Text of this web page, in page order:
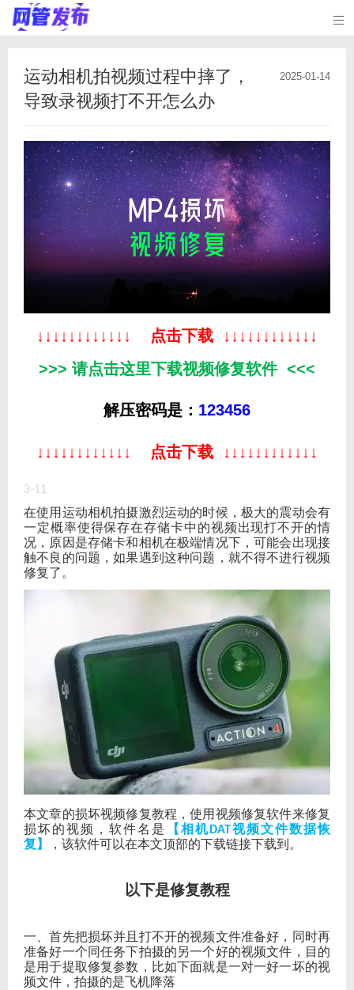

2025-01-14
运动相机拍视频过程中摔了，
导致录视频打不开怎么办
↓↓↓↓↓↓↓↓↓↓↓↓ 点击下载 ↓↓↓↓↓↓↓↓↓↓↓↓
>>> 请点击这里下载视频修复软件 <<<
解压密码是： 123456
↓↓↓↓↓↓↓↓↓↓↓↓ 点击下载 ↓↓↓↓↓↓↓↓↓↓↓↓
3-11
在使用运动相机拍摄激烈运动的时候，极大的震动会有
一定概率使得保存在存储卡中的视频出现打不开的情
况，原因是存储卡和相机在极端情况下，可能会出现接
触不良的问题，如果遇到这种问题，就不得不进行视频
修复了。
本文章的损坏视频修复教程，使用视频修复软件来修复
损坏的视频，软件名是
【相机 DAT视频文件数据恢
复】
，该软件可以在本文顶部的下载链接下载到。
以下是修复教程
一、首先把损坏并且打不开的视频文件准备好，同时再
准备好一个同任务下拍摄的另一个好的视频文件，目的
是用于提取修复参数，比如下面就是一对一好一坏的视
频文件，拍摄的是飞机降落